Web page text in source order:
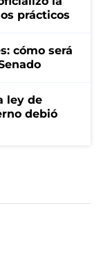
prácticos
cómo será
ley de
debió